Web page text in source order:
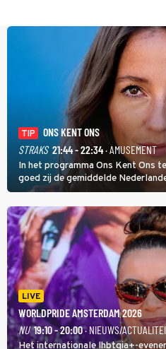
TIP
ONS KENT ONS
STRAKS 21:44 - 22:34· AMUSEMENT
In het programma Ons Kent Ons
goed zij de gemiddelde
hoofdredacteur van modebladen
rapper Keizer opneemt tegen
Huijbregts.
LIVE
WORLDPRIDE AMSTERDAM 2026
NU 19:10 - 20:00· NIEUWS/
Het internationale lhbtqia+-